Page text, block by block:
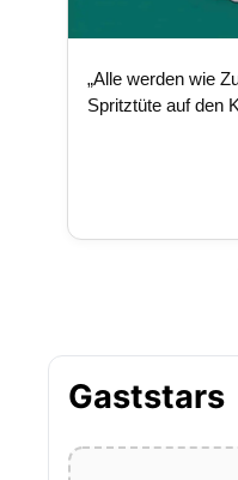
„Alle werden wie
Spritztüte auf den
Gaststars